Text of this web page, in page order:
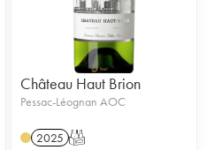
Château Haut Brion
Pessac-Léognan AOC
2025 T